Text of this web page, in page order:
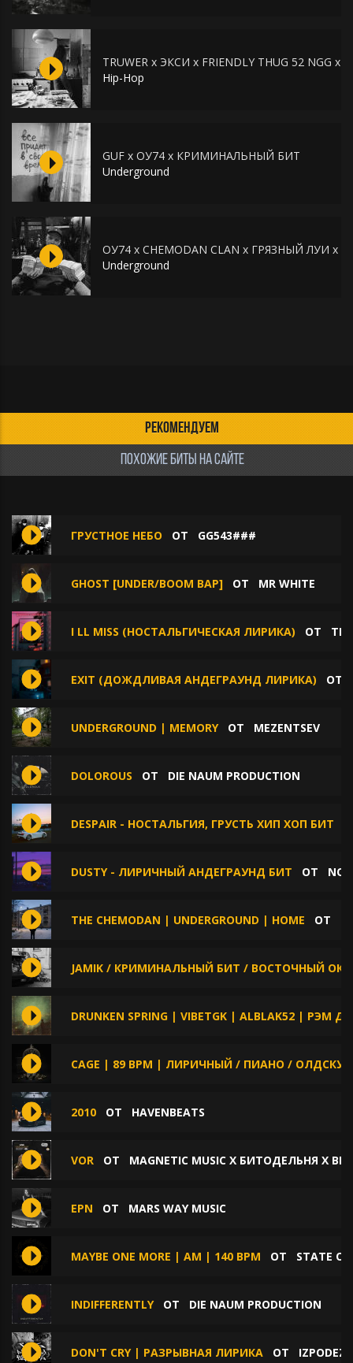
TRUWER x ЭКСИ x FRIENDLY THUG 52 NGG x
Hip-Hop
GUF x ОУ74 x КРИМИНАЛЬНЫЙ БИТ
Underground
ОУ74 x CHEMODAN CLAN x ГРЯЗНЫЙ ЛУИ x
Underground
РЕКОМЕНДУЕМ
ПОХОЖИЕ БИТЫ НА САЙТЕ
ГРУСТНОЕ НЕБО ОТ GG543###
GHOST [UNDER/BOOM BAP] ОТ MR WHITE
I LL MISS (НОСТАЛЬГИЧЕСКАЯ ЛИРИКА) ОТ
EXIT (ДОЖДЛИВАЯ АНДЕГРАУНД ЛИРИКА) ОТ
UNDERGROUND | MEMORYОТ MEZENTSEV
DOLOROUS ОТ DIE NAUM PRODUCTION
DESPAIR - НОСТАЛЬГИЯ, ГРУСТЬ ХИП ХОП БИТ
DUSTY - ЛИРИЧНЫЙ АНДЕГРАУНД БИТ ОТ
THE CHEMODAN | UNDERGROUND | HOME ОТ
JAMIK / КРИМИНАЛЬНЫЙ БИТ / ВОСТОЧНЫЙ
DRUNKEN SPRING | VIBETGK | ALBLAK52 | РЭМ
CAGE | 89 BPM | ЛИРИЧНЫЙ / ПИАНО /
2010 ОТ HAVENBEATS
VOR ОТ MAGNETIC MUSIC X БИТОДЕЛЬНЯ X
EPN ОТ MARS WAY MUSIC
MAYBE ONE MORE | AM | 140 BPM ОТ STATE OF
INDIFFERENTLY ОТ DIE NAUM PRODUCTION
DON'T CRY | РАЗРЫВНАЯ ЛИРИКА ОТ